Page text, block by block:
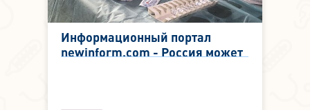
Информационный портал
newinform.com - Россия может